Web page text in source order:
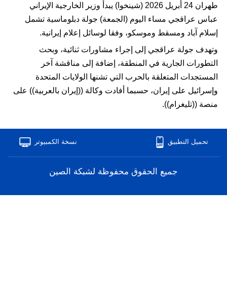
طهران 24 أبريل 2026 (شينخوا) يبدأ وزير الخارجية الإيراني
عباس عراقجي مساء اليوم (الجمعة) جولة دبلوماسية تشمل
إسلام آباد ومسقط وموسكو، وفقا لوسائل إعلام إيرانية.
وتهدف جولة عراقجي إلى إجراء مشاورات ثنائية، وبحث
التطورات الجارية في المنطقة، إضافة إلى مناقشة آخر
المستجدات المتعلقة بالحرب التي تشنها الولايات المتحدة
وإسرائيل على إيران، حسبما أفادت وكالة ((إيران بالعربية)) على
منصة ((تليغرام)).
نسخة الكمبيوتر تحميل التطبيق
ﺟﻤﻴﻊ ﺍﻟﺤﻘﻮﻕ ﻣﺤﻔﻮﻇﺔ ﻟﺸﺒﻜﺔ ﺍﻟﺼﻴﻦ